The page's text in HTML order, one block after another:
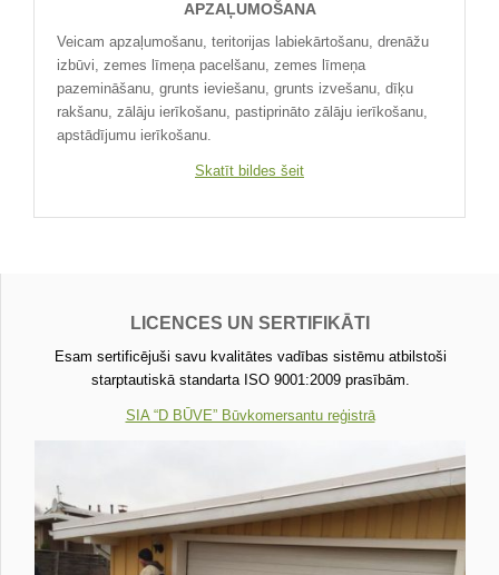
APZAĻUMOŠANA
Veicam apzaļumošanu, teritorijas labiekārtošanu, drenāžu
izbūvi, zemes līmeņa pacelšanu, zemes līmeņa
pazemināšanu, grunts ieviešanu, grunts izvešanu, dīķu
rakšanu, zālāju ierīkošanu, pastiprināto zālāju ierīkošanu,
apstādījumu ierīkošanu.
Skatīt bildes šeit
LICENCES UN SERTIFIKĀTI
Esam sertificējuši savu kvalitātes vadības sistēmu atbilstoši
starptautiskā standarta ISO 9001:2009 prasībām.
SIA “D BŪVE” Būvkomersantu reģistrā